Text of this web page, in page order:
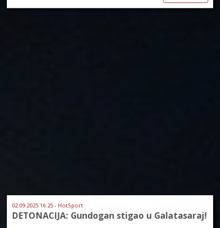
02.09.2025 16:25 - HotSport
DETONACIJA: Gundogan stigao u Galatasaraj!